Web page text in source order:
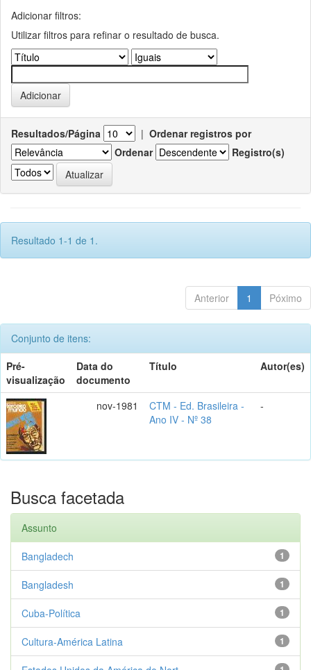
Adicionar filtros:
Utilizar filtros para refinar o resultado de busca.
Resultados/Página | Ordenar registros por
Ordenar
Registro(s)
Resultado 1-1 de 1.
Anterior 1 Póximo
Conjunto de itens:
Pré-
visualização
Data do
documento
Título Autor(es)
nov-1981
CTM - Ed. Brasileira -
Ano IV - Nº 38
-
Busca facetada
Assunto
1
Bangladech
1
Bangladesh
1
Cuba-Política
1
Cultura-América Latina